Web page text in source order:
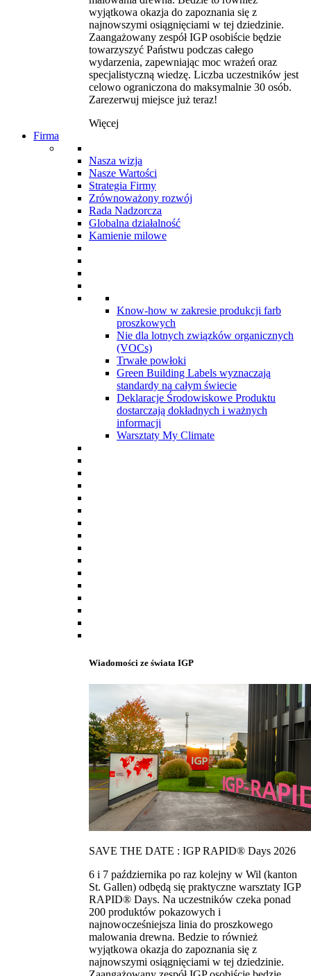
wyjątkowa okazja do zapoznania się z
najnowszymi osiągnięciami w tej dziedzinie.
Zaangażowany zespół IGP osobiście będzie
towarzyszyć Państwu podczas całego
wydarzenia, zapewniając moc wrażeń oraz
specjalistyczną wiedzę. Liczba uczestników jest
celowo ograniczona do maksymalnie 30 osób.
Zarezerwuj miejsce już teraz!
Więcej
Firma
Nasza wizja
Nasze Wartości
Strategia Firmy
Zrównoważony rozwój
Rada Nadzorcza
Globalna działalność
Kamienie milowe
Know-how w zakresie produkcji farb
proszkowych
Nie dla lotnych związków organicznych
(VOCs)
Trwałe powłoki
Green Building Labels wyznaczają
standardy na całym świecie
Deklaracje Środowiskowe Produktu
dostarczają dokładnych i ważnych
informacji
Warsztaty My Climate
Wiadomości ze świata IGP
SAVE THE DATE : IGP RAPID® Days 2026
6 i 7 października po raz kolejny w Wil (kanton
St. Gallen) odbędą się praktyczne warsztaty IGP
RAPID® Days. Na uczestników czeka ponad
200 produktów pokazowych i
najnowocześniejsza linia do proszkowego
malowania drewna. Bedzie to również
wyjątkowa okazja do zapoznania się z
najnowszymi osiągnięciami w tej dziedzinie.